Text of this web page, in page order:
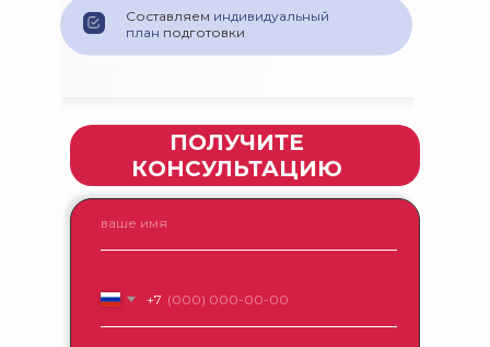
ПОЛУЧИТЕ
КОНСУЛЬТАЦИЮ
Составляем индивидуальный
план подготовки
+7